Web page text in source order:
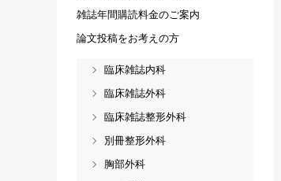
雑誌年間購読料金のご案内
論文投稿をお考えの方
臨床雑誌内科
臨床雑誌外科
臨床雑誌整形外科
別冊整形外科
胸部外科